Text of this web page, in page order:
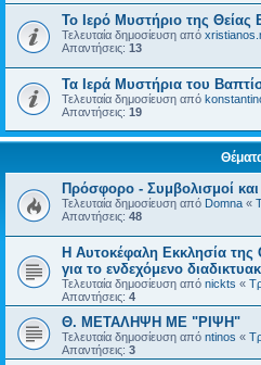
Το Ιερό Μυστήριο της Θείας
Τελευταία δημοσίευση από
Απαντήσεις: 13
Τα Ιερά Μυστήρια του
Τελευταία δημοσίευση από
Απαντήσεις: 19
Πρόσφορο - Συμβολισμοί
Τελευταία δημοσίευση από Domna «
Απαντήσεις: 48
Η Αυτοκέφαλη Eκκλησία της
για το ενδεχόμενο
Τελευταία δημοσίευση από nickts «
Απαντήσεις: 4
Θ. ΜΕΤΑΛΗΨΗ ΜΕ "ΡΙΨΗ"
Τελευταία δημοσίευση από ntinos «
Απαντήσεις: 3